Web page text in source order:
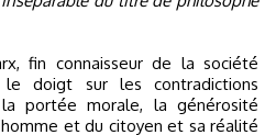
fin connaisseur de la société
doigt sur les contradictions
portée morale, la générosité
et du citoyen et sa réalité